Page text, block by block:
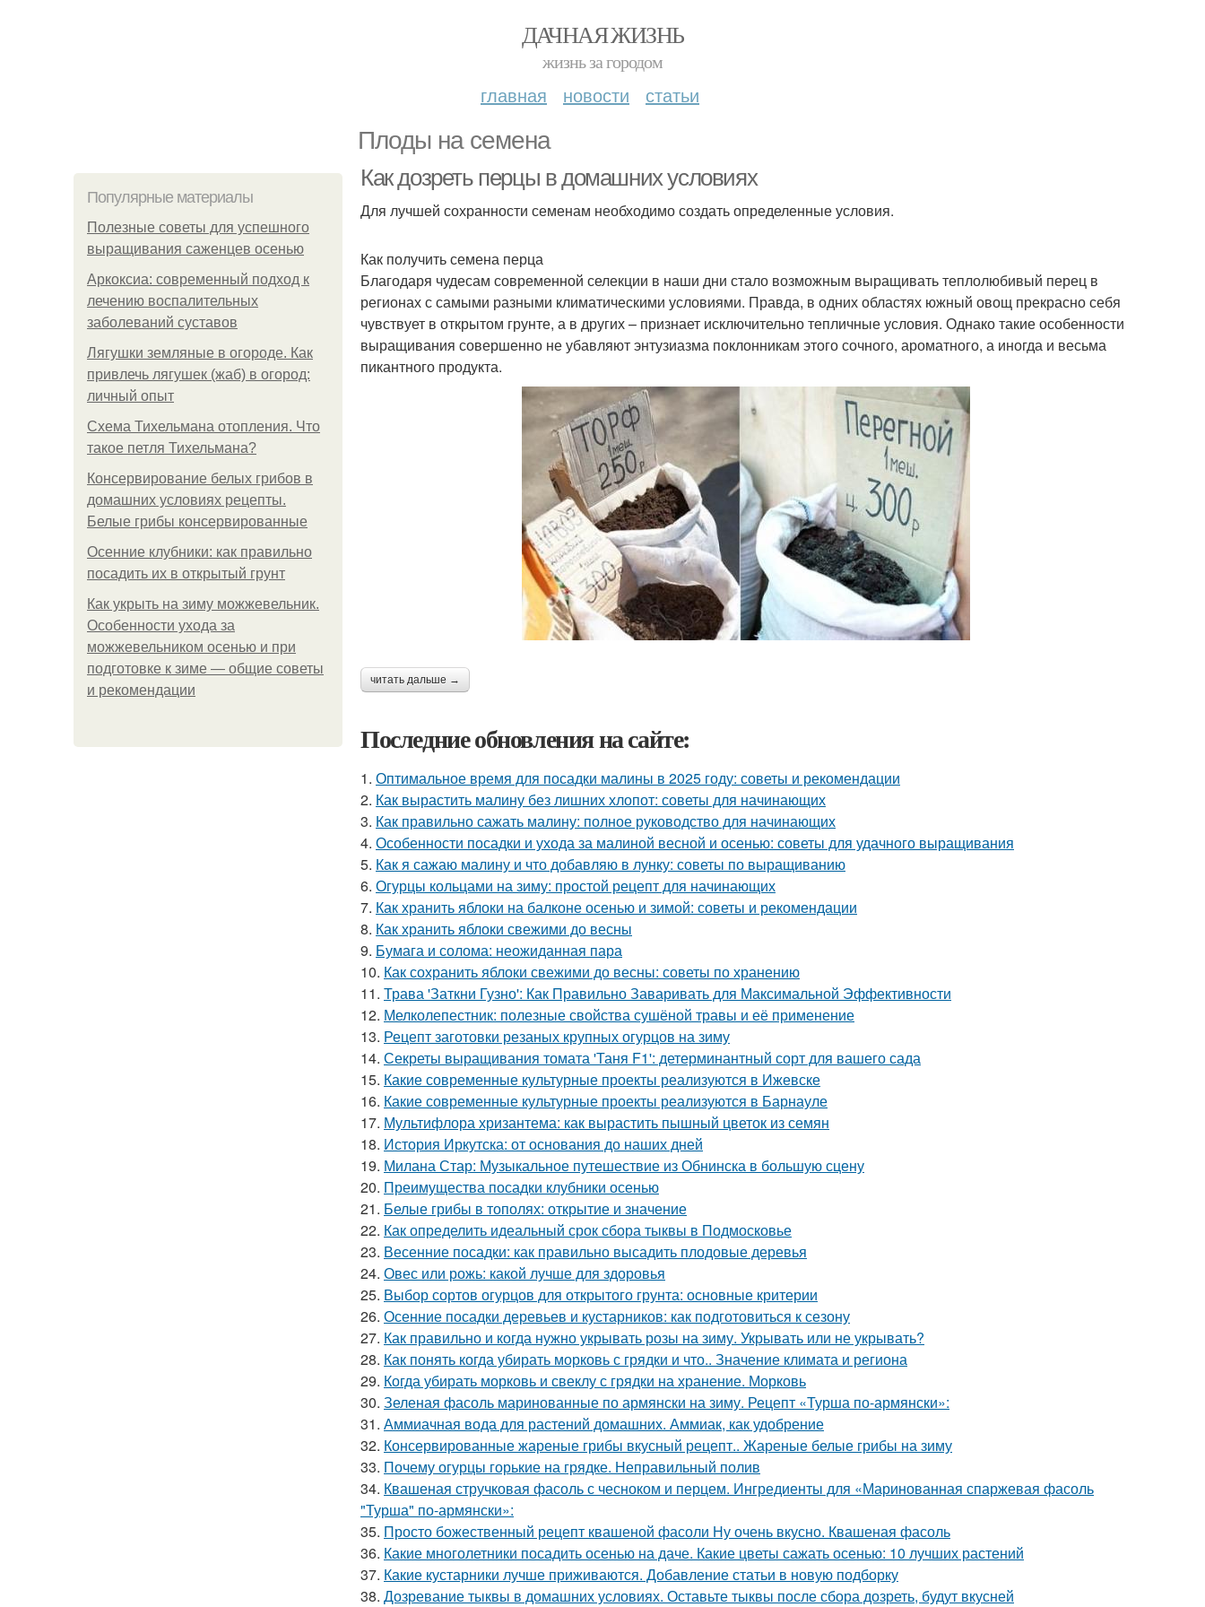
ДАЧНАЯ ЖИЗНЬ
жизнь за городом
главная новости статьи
Плоды на семена
Популярные материалы
Полезные советы для успешного
выращивания саженцев осенью
Аркоксиа: современный подход к
лечению воспалительных
заболеваний суставов
Лягушки земляные в огороде. Как
привлечь лягушек (жаб) в огород:
личный опыт
Схема Тихельмана отопления. Что
такое петля Тихельмана?
Консервирование белых грибов в
домашних условиях рецепты.
Белые грибы консервированные
Осенние клубники: как правильно
посадить их в открытый грунт
Как укрыть на зиму можжевельник.
Особенности ухода за
можжевельником осенью и при
подготовке к зиме — общие советы
и рекомендации
Как дозреть перцы в домашних условиях
Для лучшей сохранности семенам необходимо создать определенные условия.
Как получить семена перца
Благодаря чудесам современной селекции в наши дни стало возможным выращивать теплолюбивый перец в
регионах с самыми разными климатическими условиями. Правда, в одних областях южный овощ прекрасно себя
чувствует в открытом грунте, а в других – признает исключительно тепличные условия. Однако такие особенности
выращивания совершенно не убавляют энтузиазма поклонникам этого сочного, ароматного, а иногда и весьма
пикантного продукта.
читать дальше →
Последние обновления на сайте:
1. Оптимальное время для посадки малины в 2025 году: советы и рекомендации
2. Как вырастить малину без лишних хлопот: советы для начинающих
3. Как правильно сажать малину: полное руководство для начинающих
4. Особенности посадки и ухода за малиной весной и осенью: советы для удачного выращивания
5. Как я сажаю малину и что добавляю в лунку: советы по выращиванию
6. Огурцы кольцами на зиму: простой рецепт для начинающих
7. Как хранить яблоки на балконе осенью и зимой: советы и рекомендации
8. Как хранить яблоки свежими до весны
9. Бумага и солома: неожиданная пара
10. Как сохранить яблоки свежими до весны: советы по хранению
11. Трава 'Заткни Гузно': Как Правильно Заваривать для Максимальной Эффективности
12. Мелколепестник: полезные свойства сушёной травы и её применение
13. Рецепт заготовки резаных крупных огурцов на зиму
14. Секреты выращивания томата 'Таня F1': детерминантный сорт для вашего сада
15. Какие современные культурные проекты реализуются в Ижевске
16. Какие современные культурные проекты реализуются в Барнауле
17. Мультифлора хризантема: как вырастить пышный цветок из семян
18. История Иркутска: от основания до наших дней
19. Милана Стар: Музыкальное путешествие из Обнинска в большую сцену
20. Преимущества посадки клубники осенью
21. Белые грибы в тополях: открытие и значение
22. Как определить идеальный срок сбора тыквы в Подмосковье
23. Весенние посадки: как правильно высадить плодовые деревья
24. Овес или рожь: какой лучше для здоровья
25. Выбор сортов огурцов для открытого грунта: основные критерии
26. Осенние посадки деревьев и кустарников: как подготовиться к сезону
27. Как правильно и когда нужно укрывать розы на зиму. Укрывать или не укрывать?
28. Как понять когда убирать морковь с грядки и что.. Значение климата и региона
29. Когда убирать морковь и свеклу с грядки на хранение. Морковь
30. Зеленая фасоль маринованные по армянски на зиму. Рецепт «Турша по-армянски»:
31. Аммиачная вода для растений домашних. Аммиак, как удобрение
32. Консервированные жареные грибы вкусный рецепт.. Жареные белые грибы на зиму
33. Почему огурцы горькие на грядке. Неправильный полив
34. Квашеная стручковая фасоль с чесноком и перцем. Ингредиенты для «Маринованная спаржевая фасоль
"Турша" по-армянски»:
35. Просто божественный рецепт квашеной фасоли Ну очень вкусно. Квашеная фасоль
36. Какие многолетники посадить осенью на даче. Какие цветы сажать осенью: 10 лучших растений
37. Какие кустарники лучше приживаются. Добавление статьи в новую подборку
38. Дозревание тыквы в домашних условиях. Оставьте тыквы после сбора дозреть, будут вкусней